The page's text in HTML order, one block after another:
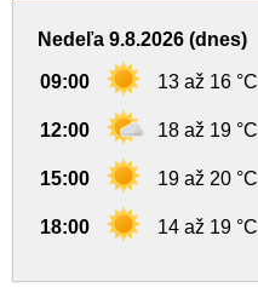
Nedeľa 9.8.2026 (dnes)
09:00 13 až 16 °C
12:00 18 až 19 °C
15:00 19 až 20 °C
18:00 14 až 19 °C